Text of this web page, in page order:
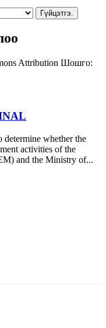
Гүйцэтгэ.
Attribution Шошго:
whether the
activities of the
and the Ministry of...